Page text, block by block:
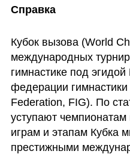
Справка
Кубок вызова (World
международных
гимнастике под
федерации
Federation, FIG). По
уступают
играм и этапам Кубка
престижными